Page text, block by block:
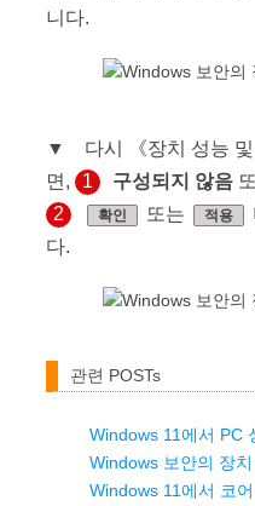
니다.
▼ 다시 《장치 성능 및
면,
1 구성되지 않음
2
확인 또는 적용
다.
관련 POSTs
Windows 11에서 PC
Windows 보안의 장
Windows 11에서 코